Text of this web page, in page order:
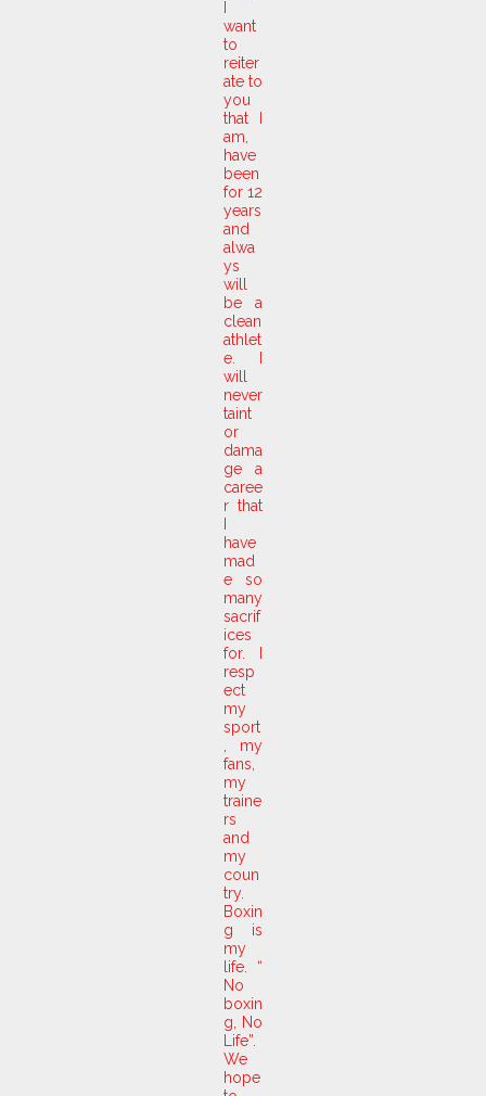
want
to
reiter
ate to
you
that I
am,
have
been
for 12
years
and
alwa
ys
will
be a
clean
athlet
e. I
will
never
taint
or
dama
ge a
caree
r that
have
mad
e so
many
sacrif
ices
for. I
resp
ect
my
sport
, my
fans,
my
traine
rs
and
my
coun
try.
Boxin
g is
my
life. “
No
boxin
g, No
Life”.
We
hope